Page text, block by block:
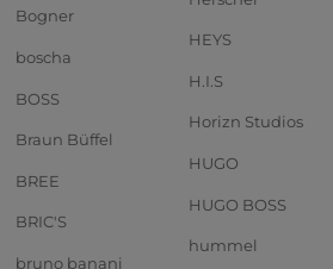
Bogner
boscha
BOSS
Braun Büffel
BREE
BRIC'S
bruno banani
HEYS
H.I.S
Horizn Studios
HUGO
HUGO BOSS
hummel